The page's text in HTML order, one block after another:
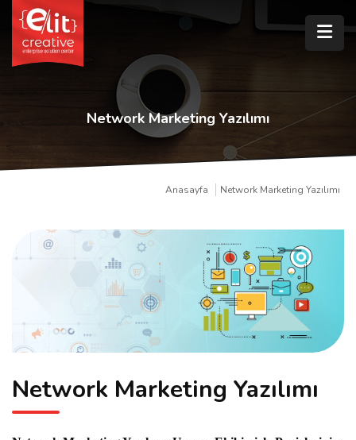
Network Marketing Yazılımı
Anasayfa Network Marketing Yazılımı
Network Marketing Yazılımı